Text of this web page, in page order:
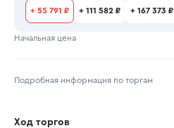
+ 55 791 ₽ + 111 582 ₽ + 167 373 ₽
Начальная цена
Подробная информация по торгам
Ход торгов